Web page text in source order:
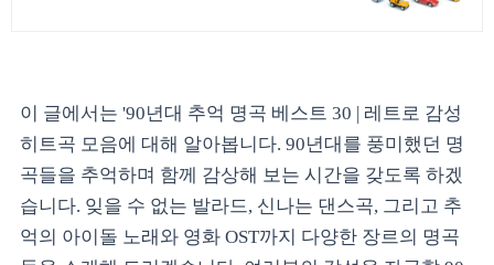
이 글에서는 '90년대 추억 명곡 베스트 30 | 레트로 감성
히트곡 모음에 대해 알아봅니다. 90년대를 풍미했던 명
곡들을 추억하며 함께 감상해 보는 시간을 갖도록 하겠
습니다. 잊을 수 없는 발라드, 신나는 댄스곡, 그리고 추
억의 아이돌 노래와 영화 OST까지 다양한 장르의 명곡